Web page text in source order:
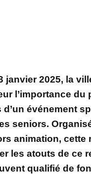
janvier 2025, la
l’importance du
événement
seniors.
animation, cette
les atouts de ce
qualifié de